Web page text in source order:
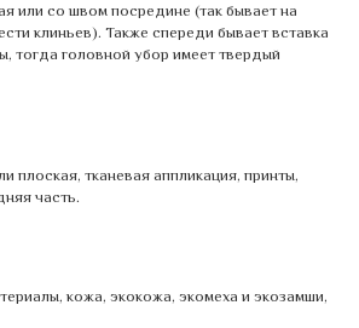
или со швом посредине (так бывает на
клиньев). Также спереди бывает вставка
тогда головной убор имеет твердый
плоская, тканевая аппликация, принты,
часть.
кожа, экокожа, экомеха и экозамши,